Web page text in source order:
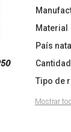
Material
País natal
Tipo de
Mostrar